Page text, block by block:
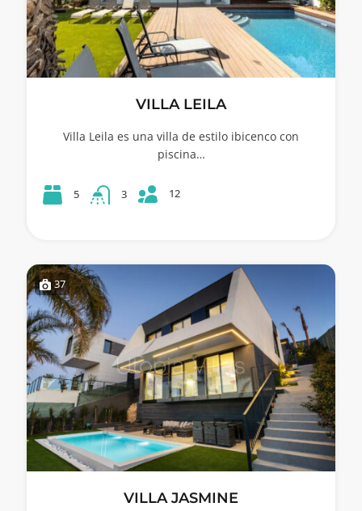
VILLA LEILA
Villa Leila es una villa de estilo ibicenco con
piscina…
5 3 12
37
VILLA JASMINE